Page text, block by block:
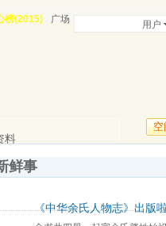
榜(2015) 广场 用户
空
料
鲜事
《中华余氏人物志》出版